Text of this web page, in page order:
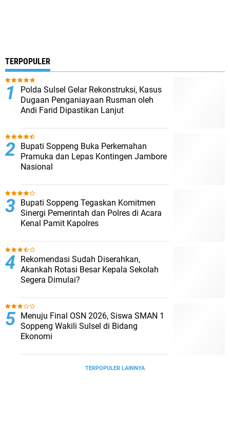
TERPOPULER
Polda Sulsel Gelar Rekonstruksi, Kasus
Dugaan Penganiayaan Rusman oleh
Andi Farid Dipastikan Lanjut
Bupati Soppeng Buka Perkemahan
Pramuka dan Lepas Kontingen Jambore
Nasional
Bupati Soppeng Tegaskan Komitmen
Sinergi Pemerintah dan Polres di Acara
Kenal Pamit Kapolres
Rekomendasi Sudah Diserahkan,
Akankah Rotasi Besar Kepala Sekolah
Segera Dimulai?
Menuju Final OSN 2026, Siswa SMAN 1
Soppeng Wakili Sulsel di Bidang
Ekonomi
TERPOPULER LAINNYA